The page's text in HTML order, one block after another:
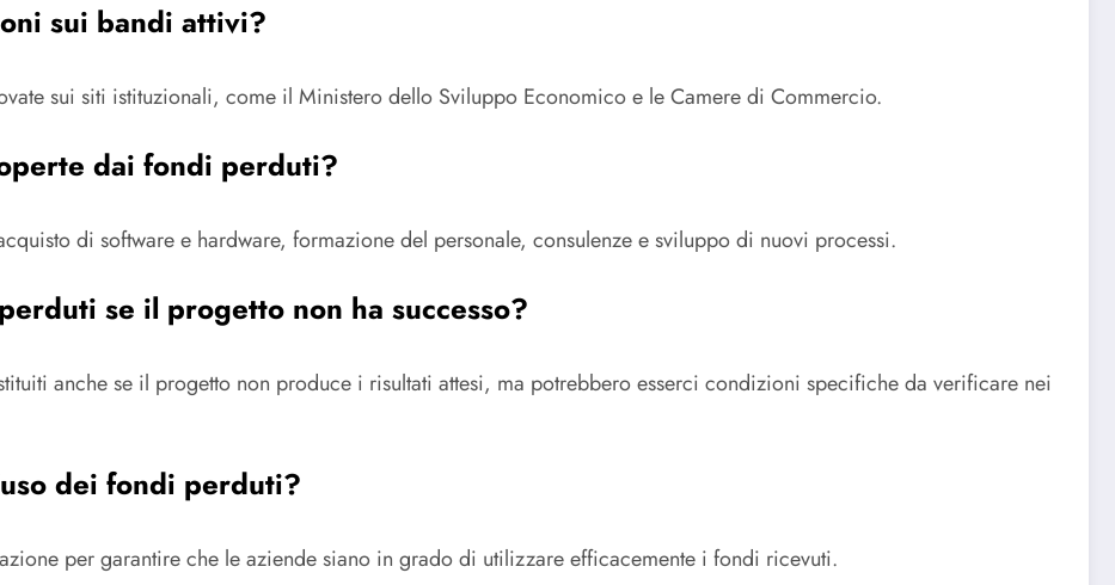
sui bandi attivi?
sui siti istituzionali, come il Ministero dello Sviluppo Economico e le Camere di Commercio.
dai fondi perduti?
di software e hardware, formazione del personale, consulenze e sviluppo di nuovi processi.
se il progetto non ha successo?
anche se il progetto non produce i risultati attesi, ma potrebbero esserci condizioni specifiche da verificare nei
dei fondi perduti?
per garantire che le aziende siano in grado di utilizzare efficacemente i fondi ricevuti.